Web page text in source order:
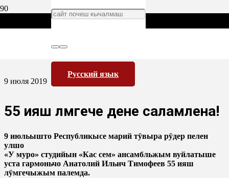
Русский язык
9 июля 2019
55 ияш лӱмгече дене саламлена!
9 июльышто Республикысе марий тӱвыра рӱдер пелен
улшо
«У муро» студийын «Кас сем» ансамбльжым вуйлатыше
уста гармоньчо Анатолий Ильич Тимофеев 55 ияш
лӱмгечыжым палемда.